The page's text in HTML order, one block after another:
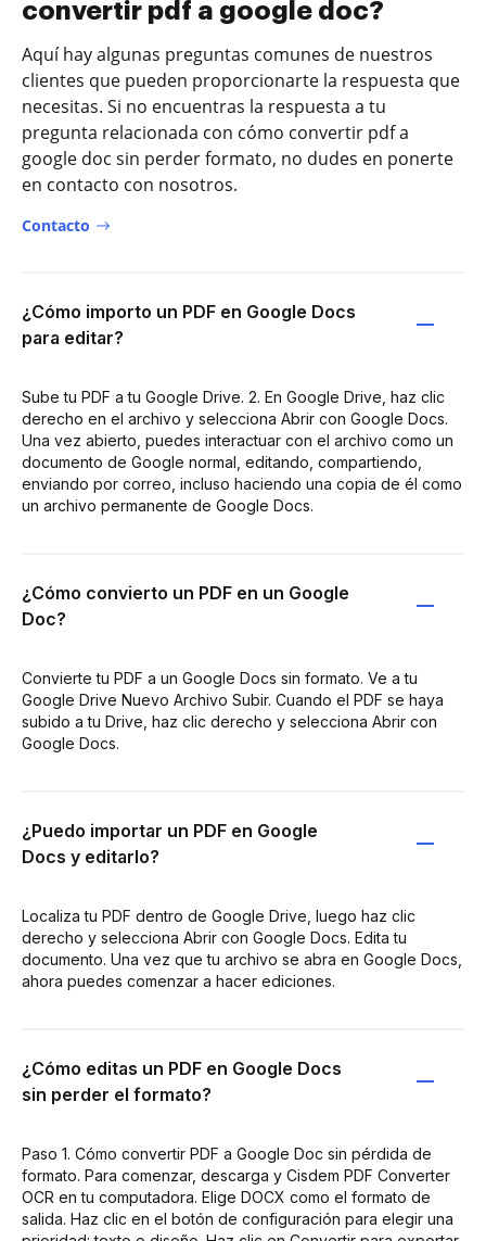
convertir pdf a google doc?
Aquí hay algunas preguntas comunes de nuestros
clientes que pueden proporcionarte la respuesta que
necesitas. Si no encuentras la respuesta a tu
pregunta relacionada con cómo convertir pdf a
google doc sin perder formato, no dudes en ponerte
en contacto con nosotros.
Contacto
¿Cómo importo un PDF en Google Docs
para editar?
Sube tu PDF a tu Google Drive. 2. En Google Drive, haz clic
derecho en el archivo y selecciona Abrir con Google Docs.
Una vez abierto, puedes interactuar con el archivo como un
documento de Google normal, editando, compartiendo,
enviando por correo, incluso haciendo una copia de él como
un archivo permanente de Google Docs.
¿Cómo convierto un PDF en un Google
Doc?
Convierte tu PDF a un Google Docs sin formato. Ve a tu
Google Drive Nuevo Archivo Subir. Cuando el PDF se haya
subido a tu Drive, haz clic derecho y selecciona Abrir con
Google Docs.
¿Puedo importar un PDF en Google
Docs y editarlo?
Localiza tu PDF dentro de Google Drive, luego haz clic
derecho y selecciona Abrir con Google Docs. Edita tu
documento. Una vez que tu archivo se abra en Google Docs,
ahora puedes comenzar a hacer ediciones.
¿Cómo editas un PDF en Google Docs
sin perder el formato?
Paso 1. Cómo convertir PDF a Google Doc sin pérdida de
formato. Para comenzar, descarga y Cisdem PDF Converter
OCR en tu computadora. Elige DOCX como el formato de
salida. Haz clic en el botón de configuración para elegir una